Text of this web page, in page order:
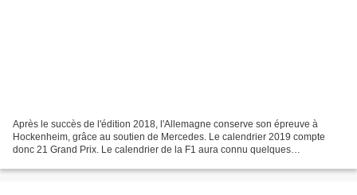
Après le succès de l'édition 2018, l'Allemagne conserve son épreuve à
Hockenheim, grâce au soutien de Mercedes. Le calendrier 2019 compte
donc 21 Grand Prix. Le calendrier de la F1 aura connu quelques